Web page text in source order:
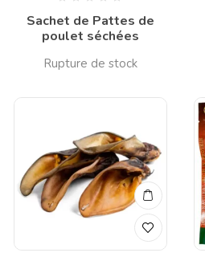
Sachet de Pattes de
poulet séchées